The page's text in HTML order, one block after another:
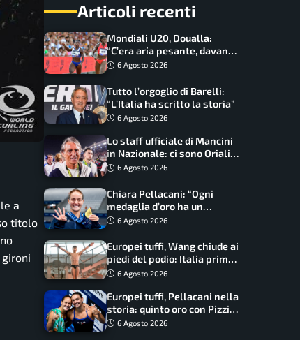
a
titolo
Articoli recenti
Mondiali U20, Doualla:
“C’era aria pesante, davano
le mascherine! Finale? Non
6 Agosto 2026
Tutto l’orgoglio di Barelli:
“L’Italia ha scritto la storia”
6 Agosto 2026
Lo staff ufficiale di Mancini
in Nazionale: ci sono Oriali e
Bonucci, confermato un
6 Agosto 2026
Chiara Pellacani: “Ogni
medaglia d’oro ha un
significato diverso. Ho fatto
6 Agosto 2026
Europei tuffi, Wang chiude ai
piedi del podio: Italia prima
nel medagliere
6 Agosto 2026
Europei tuffi, Pellacani nella
storia: quinto oro con Pizzini
nel sincro da 3 metri
6 Agosto 2026